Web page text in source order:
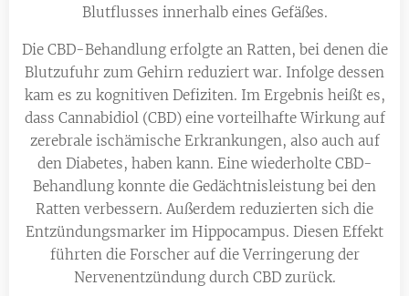
Blutflusses innerhalb eines Gefäßes.
Die CBD-Behandlung erfolgte an Ratten, bei denen die
Blutzufuhr zum Gehirn reduziert war. Infolge dessen
kam es zu kognitiven Defiziten. Im Ergebnis heißt es,
dass Cannabidiol (CBD) eine vorteilhafte Wirkung auf
zerebrale ischämische Erkrankungen, also auch auf
den Diabetes, haben kann. Eine wiederholte CBD-
Behandlung konnte die Gedächtnisleistung bei den
Ratten verbessern. Außerdem reduzierten sich die
Entzündungsmarker im Hippocampus. Diesen Effekt
führten die Forscher auf die Verringerung der
Nervenentzündung durch CBD zurück.